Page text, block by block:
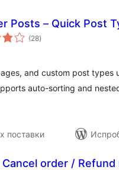
Posts – Quick Post
(28укупних
оцена
)
and custom post types
auto-sorting and
поставки
Cancel order /